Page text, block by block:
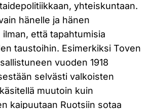
yhteiskuntaan.
hänelle ja hänen
että tapahtumisia
taustoihin. Esimerkiksi Toven
vuoden 1918
selvästi valkoisten
muutoin kuin
kaipuutaan Ruotsiin sotaa